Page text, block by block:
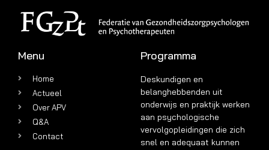
Menu
Home
Actueel
Over APV
Q&A
Contact
Programma
Deskundigen en
belanghebbenden uit
onderwijs en praktijk werken
aan psychologische
vervolgopleidingen die zich
snel en adequaat kunnen